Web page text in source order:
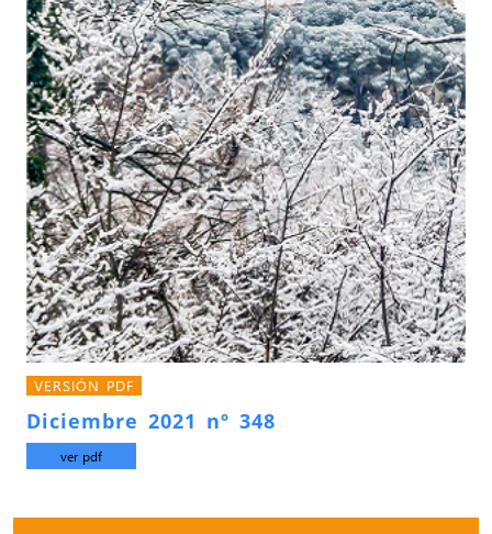
VERSIÓN PDF
Diciembre 2021 nº 348
ver pdf